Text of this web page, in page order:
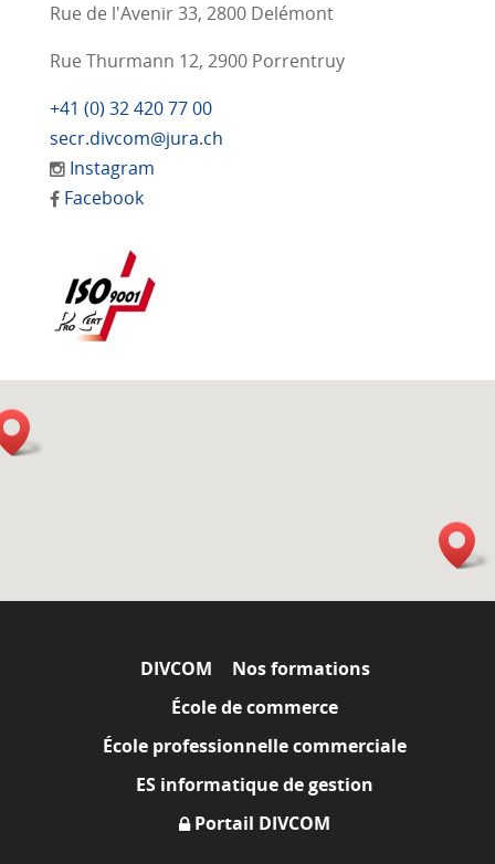
Rue de l'Avenir 33, 2800 Delémont
Rue Thurmann 12, 2900 Porrentruy
+41 (0) 32 420 77 00
secr.divcom@jura.ch
Instagram
Facebook
DIVCOM
Nos formations
École de commerce
École professionnelle commerciale
ES informatique de gestion
Portail DIVCOM